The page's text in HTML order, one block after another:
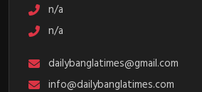
n/a
n/a
dailybanglatimes@gmail.com
info@dailybanglatimes.com